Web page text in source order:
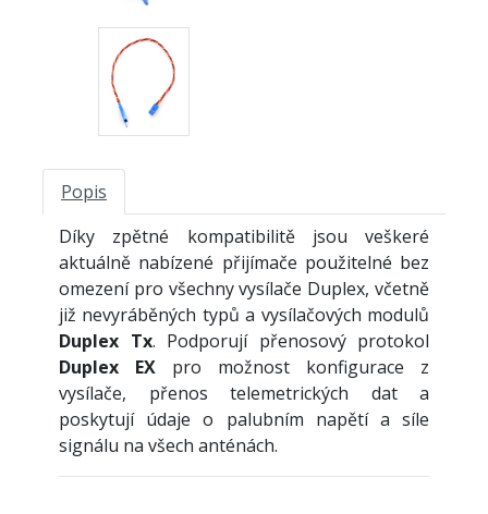
Popis
Díky zpětné kompatibilitě jsou veškeré
aktuálně nabízené přijímače použitelné bez
omezení pro všechny vysílače Duplex, včetně
již nevyráběných typů a vysílačových modulů
Duplex Tx. Podporují přenosový protokol
Duplex EX pro možnost konfigurace z
vysílače, přenos telemetrických dat a
poskytují údaje o palubním napětí a síle
signálu na všech anténách.